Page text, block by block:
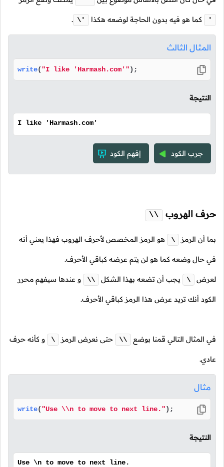
' كما هو فيه بدون الحاجة لوضعه هكذا \'
.
المثال الثالث
write("I like 'Harmash.com'");
النتيجة
I like 'Harmash.com'
جرب الكود إفهم الكود
حرف الهروب \\
بما أن الرمز \ هو الرمز المخصص لأحرف الهروب فهذا يعني أنه
في حال وضعه كما هو لن يتم عرضه كباقي الأحرف.
لعرض \ يجب أن تضعه بهذا الشكل \\ و عندها سيفهم محرر
الكود أنك تريد عرض هذا الرمز كباقي الأحرف.
في المثال التالي قمنا بوضع \\ حتى نعرض الرمز \ و كأنه حرف
عادي.
مثال
write("Use \\n to move to next line.");
النتيجة
Use \n to move to next line.